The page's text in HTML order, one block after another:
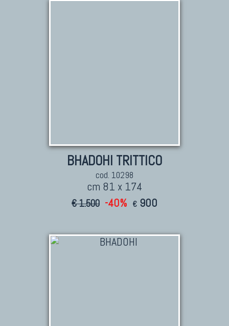
BHADOHI TRITTICO
cod. 10298
cm 81 x 174
€ 1.500 -40% € 900